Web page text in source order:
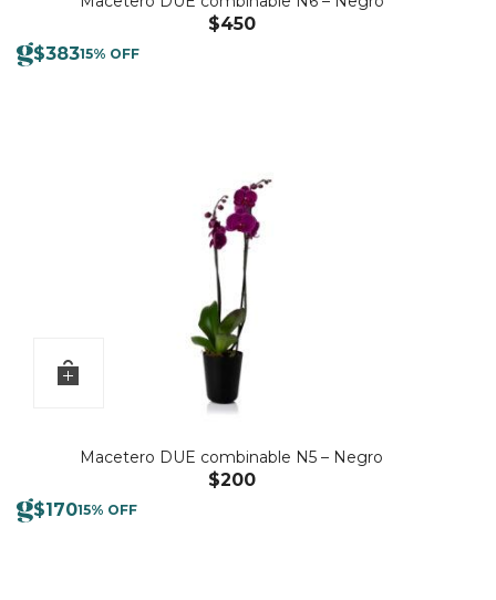
$450
$38315% OFF
Macetero DUE combinable N5 – Negro
$200
$17015% OFF